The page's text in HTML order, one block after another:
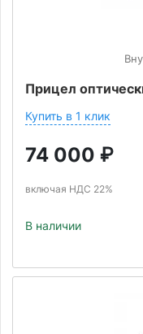
Прицел
Купить в 1 клик
74 000 ₽
включая НДС 22%
В наличии